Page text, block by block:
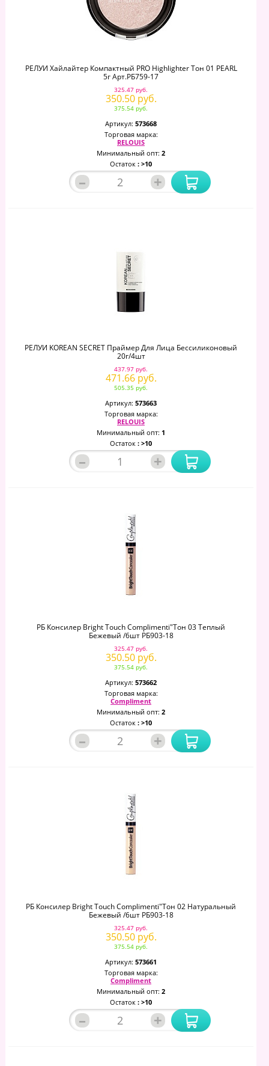
РЕЛУИ Хайлайтер Компактный PRO Highlighter Тон 01 PEARL
5г Арт.РБ759-17
325.47 руб.
350.50 руб.
375.54 руб.
Артикул: 573668
Торговая марка:
RELOUIS
Минимальный опт: 2
Остаток : >10
– +
РЕЛУИ KOREAN SECRET Праймер Для Лица Бессиликоновый
20г/4шт
437.97 руб.
471.66 руб.
505.35 руб.
Артикул: 573663
Торговая марка:
RELOUIS
Минимальный опт: 1
Остаток : >10
– +
РБ Консилер Bright Touch Complimenti"тон 03 Теплый
Бежевый /6шт РБ903-18
325.47 руб.
350.50 руб.
375.54 руб.
Артикул: 573662
Торговая марка:
Compliment
Минимальный опт: 2
Остаток : >10
– +
РБ Консилер Bright Touch Complimenti"тон 02 Натуральный
Бежевый /6шт РБ903-18
325.47 руб.
350.50 руб.
375.54 руб.
Артикул: 573661
Торговая марка:
Compliment
Минимальный опт: 2
Остаток : >10
– +